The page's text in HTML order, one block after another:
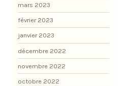
mars 2023
février 2023
janvier 2023
décembre 2022
novembre 2022
octobre 2022